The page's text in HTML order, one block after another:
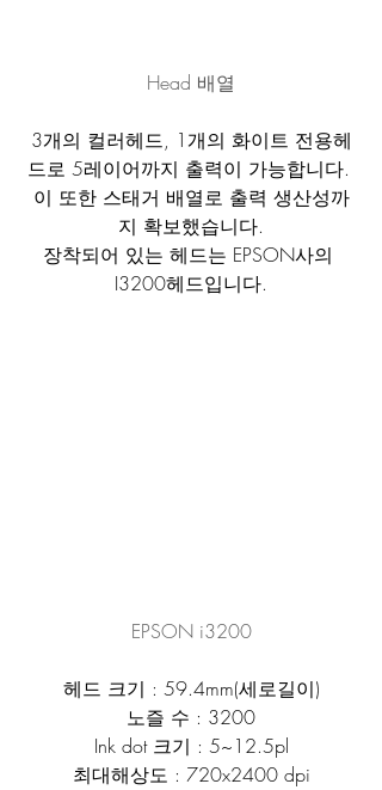
Head 배열
3개의 컬러헤드, 1개의 화이트 전용헤
드로 5레이어까지 출력이 가능합니다.
이 또한 스태거 배열로 출력 생산성까
지 확보했습니다.
장착되어 있는 헤드는 EPSON사의
I3200헤드입니다.
EPSON i3200
헤드 크기 : 59.4mm(세로길이)
노즐 수 : 3200
Ink dot 크기 : 5~12.5pl
최대해상도 : 720x2400 dpi